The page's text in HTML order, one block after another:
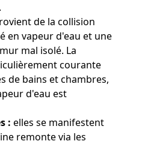
de la collision
en vapeur d'eau et une
mal isolé. La
courante
de bains et chambres,
d'eau est
: elles se manifestent
remonte via les